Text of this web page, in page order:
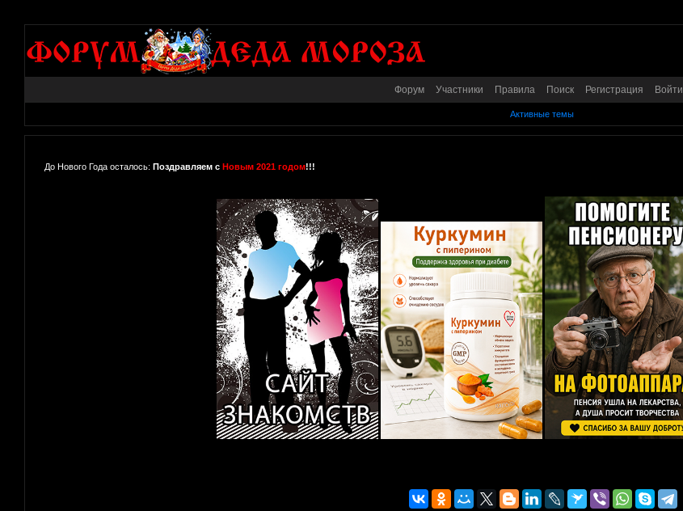
Форум Участники Правила Поиск Регистрация Войти
Активные темы
До Нового Года осталось: Поздравляем с Новым 2021 годом!!!